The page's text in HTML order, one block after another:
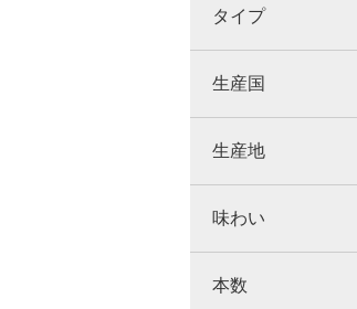
タイプ
生産国
生産地
味わい
本数